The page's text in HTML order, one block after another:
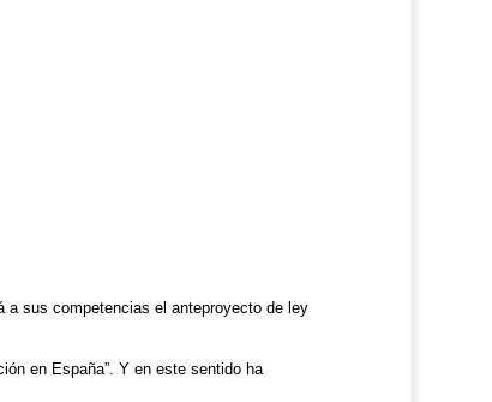
a sus competencias el anteproyecto de ley
en España”. Y en este sentido ha